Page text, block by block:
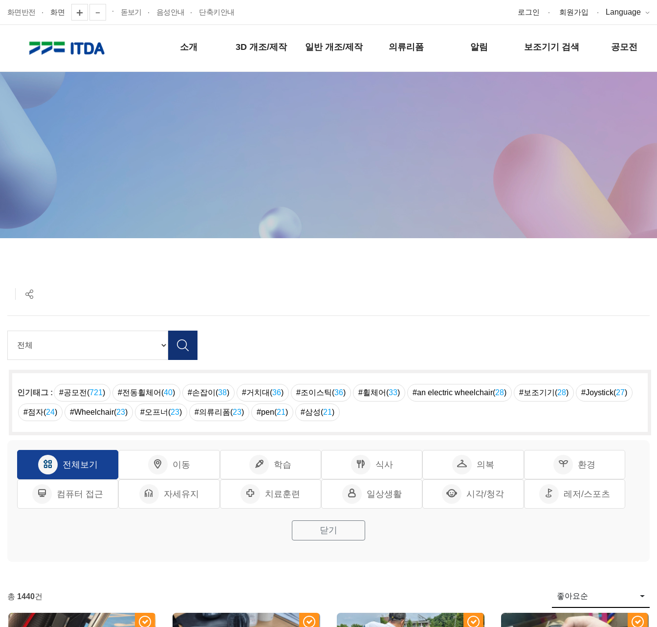
화면반전 화면 돋보기 음성안내 단축키안내 로그인 회원가입 Language
소개 3D 개조/제작 일반 개조/제작 의류리폼 알림 보조기기 검색 공모전
인기태그 : #공모전(721) #전동휠체어(40) #손잡이(38) #거치대(36) #조이스틱(36) #휠체어(33) #an electric wheelchair(28) #보조기기(28) #Joystick(27)
#점자(24) #Wheelchair(23) #오프너(23) #의류리폼(23) #pen(21) #삼성(21)
전체보기 이동 학습 식사 의복 환경
컴퓨터 접근 자세유지 치료훈련 일상생활 시각/청각 레저/스포츠
닫기
총 1440건 좋아요순